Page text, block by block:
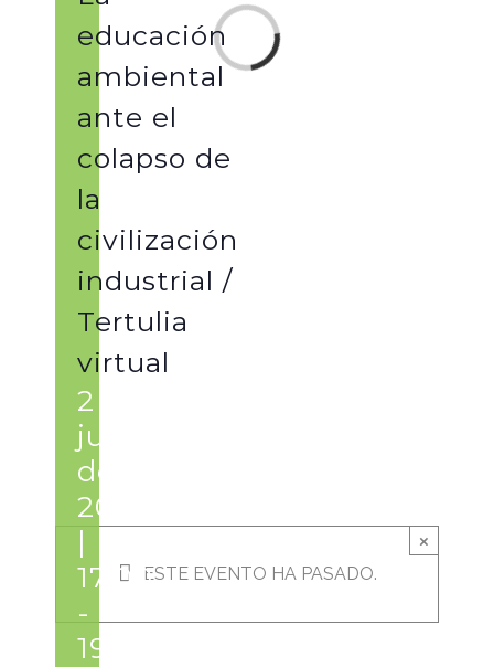
Loading...
×
ESTE EVENTO HA PASADO.
educación
ambiental
ante el
colapso de
la
civilización
industrial /
Tertulia
virtual
2 de
junio
de
2021
|
17:00
-
19:30